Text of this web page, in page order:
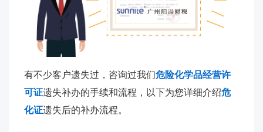
有不少客户遗失过，咨询过我们危险化学品经营许
可证遗失补办的手续和流程，以下为您详细介绍危
化证遗失后的补办流程。